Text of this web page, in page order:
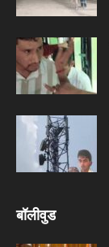
बॉलीवुड